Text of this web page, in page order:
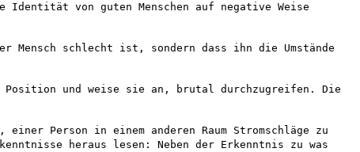
von guten Menschen auf negative Weise
schlecht ist, sondern dass ihn die Umstände
Position und weise sie an, brutal durchzugreifen. Die
Person in einem anderen Raum Stromschläge zu
heraus lesen: Neben der Erkenntnis zu was